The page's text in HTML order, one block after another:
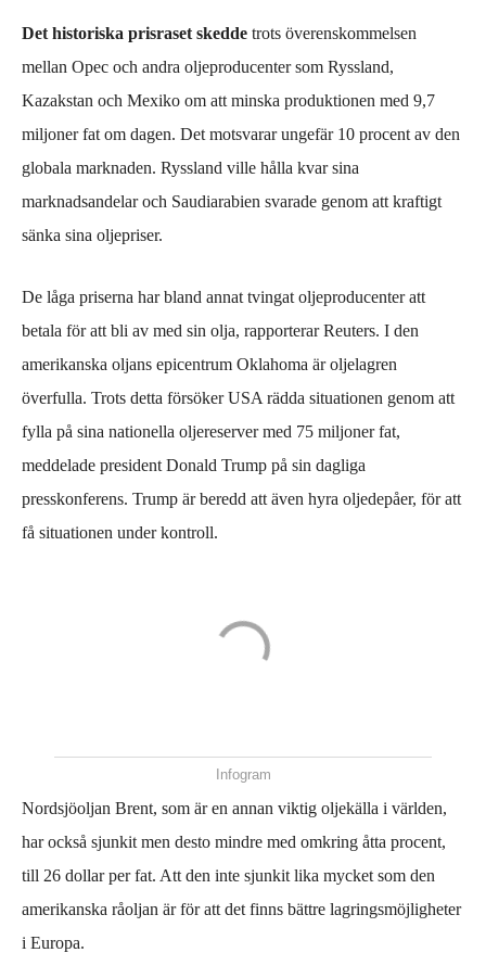
Det historiska prisraset skedde trots överenskommelsen
mellan Opec och andra oljeproducentersom Ryssland,
Kazakstan och Mexiko om att minska produktionen med 9,7
miljoner fat om dagen. Det motsvarar ungefär 10 procent av den
globala marknaden. Ryssland ville hålla kvar sina
marknadsandelar och Saudiarabien svarade genom att kraftigt
sänka sina oljepriser.
De låga priserna harbland annat tvingat oljeproducenteratt
betala för att bli av med sin olja, rapporterar Reuters. I den
amerikanska oljans epicentrum Oklahoma är oljelagren
överfulla. Trots detta försöker USA rädda situationen genom att
fylla på sina nationella oljereserver med 75 miljoner fat,
meddelade president Donald Trump på sin dagliga
presskonferens. Trump är beredd att även hyra oljedepåer, för att
få situationen under kontroll.
Infogram
Nordsjöoljan Brent, som ären annan viktig oljekälla i världen,
harockså sjunkit men desto mindre med omkring åtta procent,
till 26 dollar per fat. Att den inte sjunkit lika mycket som den
amerikanska råoljan är för att det finns bättre lagringsmöjligheter
i Europa.